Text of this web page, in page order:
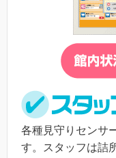
各種見守りセンサ
す。スタッフは詰